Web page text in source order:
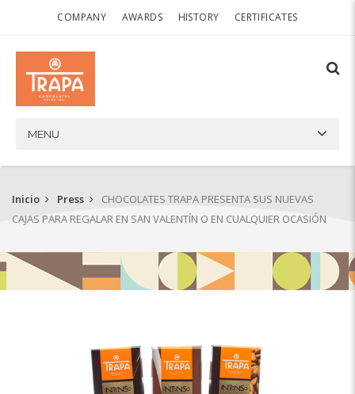
COMPANY AWARDS HISTORY CERTIFICATES
MENU
Inicio Press
CHOCOLATES TRAPA PRESENTA SUS NUEVAS
CAJAS PARA REGALAR EN SAN VALENTÍN O EN CUALQUIER OCASIÓN